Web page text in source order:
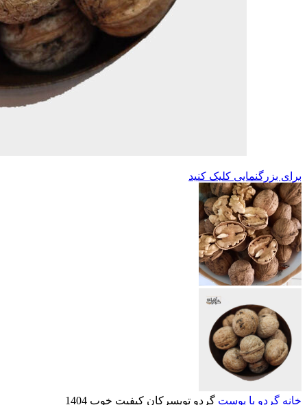
برای بزرگنمایی کلیک کنید
خانه گردو با پوست گردو تویسرکان کیفیت خوب 1404